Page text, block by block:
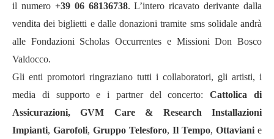
il numero +39 06 68136738. L’intero ricavato derivante dalla
vendita dei biglietti e dalle donazioni tramite sms solidale andrà
alle Fondazioni Scholas Occurrentes e Missioni Don Bosco
Valdocco.
Gli enti promotori ringraziano tutti i collaboratori, gli artisti, i
media di supporto e i partner del concerto:Cattolica di
Assicurazioni, GVM Care & Research Installazioni
Impianti, Garofoli, Gruppo Telesforo, Il Tempo, Ottaviani e